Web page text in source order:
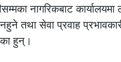
नागरिकबाट
तथा सेवा प्रवाह
हुन्।